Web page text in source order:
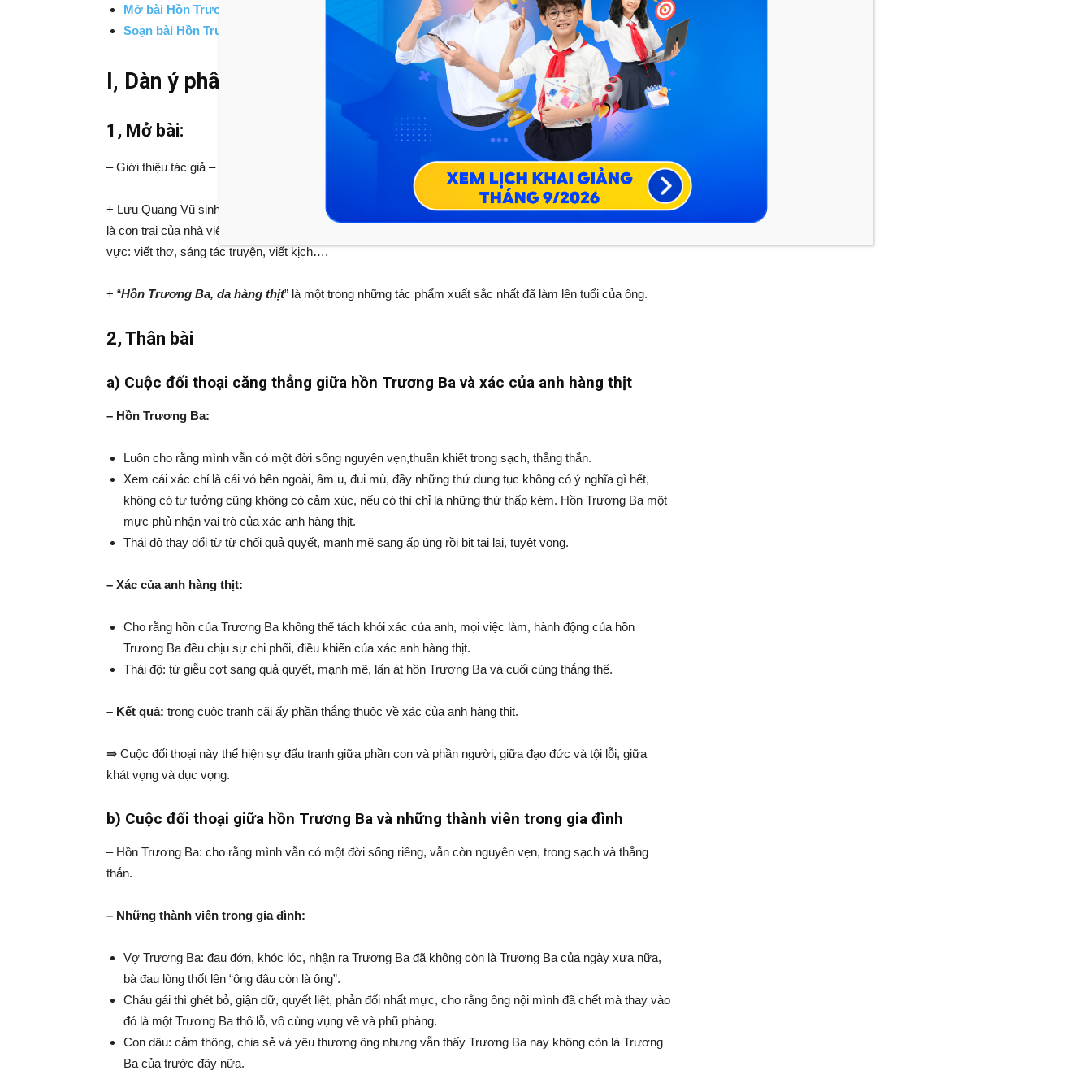
Mở bài Hồn Trương Ba da hàng thịt
Soạn bài Hồn Trương Ba da hàng thịt
I, Dàn ý phân tích Hồn Trương Ba da hàng thịt
1, Mở bài:
– Giới thiệu tác giả – nhà soạn kịch Lưu Quang Vũ và tác phẩm“Hồn Trương Ba, da hàng thịt”:
+ Lưu Quang Vũ sinh năm 1948 và mất năm 1988 trong một vụ tai nạn giao thông, ông sinh ra ở Phú Thọ,
là con trai của nhà viết kịch nổi tiếng Lưu Quang Thuận. Ông là một người nghệ sĩ tài năng với nhiều lĩnh
vực: viết thơ, sáng tác truyện, viết kịch….
+ “Hồn Trương Ba, da hàng thịt” là một trong những tác phẩm xuất sắc nhất đã làm lên tuổi của ông.
2, Thân bài
a) Cuộc đối thoại căng thẳng giữa hồn Trương Ba và xác của anh hàng thịt
– Hồn Trương Ba:
Luôn cho rằng mình vẫn có một đời sống nguyên vẹn,thuần khiết trong sạch, thẳng thắn.
Xem cái xác chỉ là cái vỏ bên ngoài, âm u, đui mù, đầy những thứ dung tục không có ý nghĩa gì hết,
không có tư tưởng cũng không có cảm xúc, nếu có thì chỉ là những thứ thấp kém. Hồn Trương Ba một
mực phủ nhận vai trò của xác anh hàng thịt.
Thái độ thay đổi từ từ chối quả quyết, mạnh mẽ sang ấp úng rồi bịt tai lại, tuyệt vọng.
– Xác của anh hàng thịt:
Cho rằng hồn của Trương Ba không thể tách khỏi xác của anh, mọi việc làm, hành động của hồn
Trương Ba đều chịu sự chi phối, điều khiển của xác anh hàng thịt.
Thái độ: từ giễu cợt sang quả quyết, mạnh mẽ, lấn át hồn Trương Ba và cuối cùng thắng thế.
– Kết quả: trong cuộc tranh cãi ấy phần thắng thuộc về xác của anh hàng thịt.
⇒Cuộc đối thoại này thể hiện sự đấu tranh giữa phần con và phần người, giữa đạo đức và tội lỗi, giữa
khát vọng và dục vọng.
b) Cuộc đối thoại giữa hồn Trương Ba và những thành viên trong gia đình
– Hồn Trương Ba: cho rằng mình vẫn có một đời sống riêng, vẫn còn nguyên vẹn, trong sạch và thẳng
thắn.
– Những thành viên trong gia đình:
Vợ Trương Ba: đau đớn, khóc lóc, nhận ra Trương Ba đã không còn là Trương Ba của ngày xưa nữa,
bà đau lòng thốt lên “ông đâu còn là ông”.
Cháu gái thì ghét bỏ, giận dữ, quyết liệt, phản đối nhất mực, cho rằng ông nội mình đã chết mà thay vào
đó là một Trương Ba thô lỗ, vô cùng vụng về và phũ phàng.
Con dâu: cảm thông, chia sẻ và yêu thương ông nhưng vẫn thấy Trương Ba nay không còn là Trương
Ba của trước đây nữa.